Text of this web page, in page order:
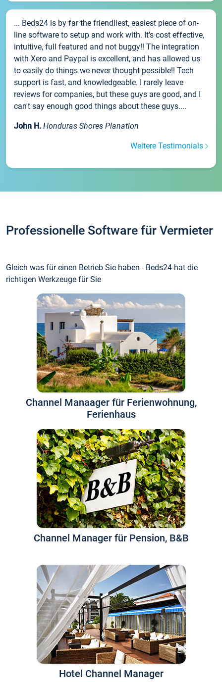
... Beds24 is by far the friendliest, easiest piece of on-
line software to setup and work with. It's cost effective,
intuitive, full featured and not buggy!! The integration
with Xero and Paypal is excellent, and has allowed us
to easily do things we never thought possible!! Tech
support is fast, and knowledgeable. I rarely leave
reviews for companies, but these guys are good, and I
can't say enough good things about these guys....
John H. Honduras Shores Planation
Weitere Testimonials
Professionelle Software für Vermieter
Gleich was für einen Betrieb Sie haben - Beds24 hat die
richtigen Werkzeuge für Sie
Channel Manaager für Ferienwohnung,
Ferienhaus
Channel Manager für Pension, B&B
Hotel Channel Manager